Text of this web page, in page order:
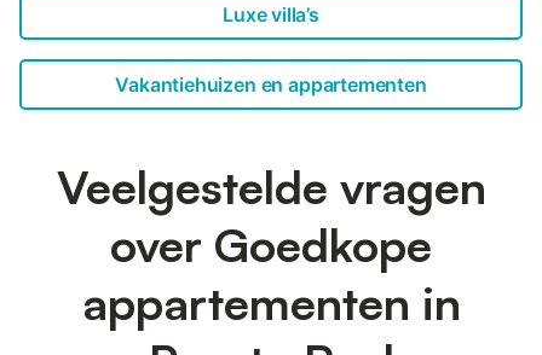
Luxe villa’s
Vakantiehuizen en appartementen
Veelgestelde vragen
over Goedkope
appartementen in